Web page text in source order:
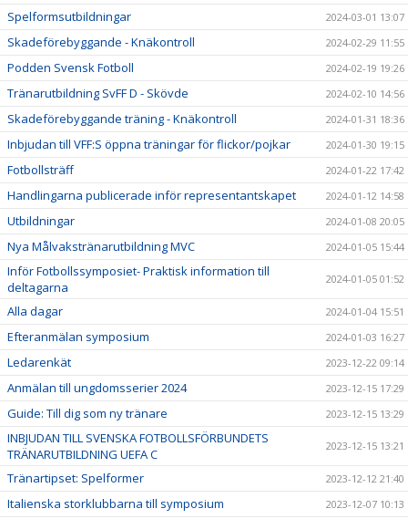
Spelformsutbildningar 2024-03-01 13:07
Skadeförebyggande - Knäkontroll 2024-02-29 11:55
Podden Svensk Fotboll 2024-02-19 19:26
Tränarutbildning SvFF D - Skövde 2024-02-10 14:56
Skadeförebyggande träning - Knäkontroll 2024-01-31 18:36
Inbjudan till VFF:S öppna träningar för flickor/pojkar 2024-01-30 19:15
Fotbollsträff 2024-01-22 17:42
Handlingarna publicerade inför representantskapet 2024-01-12 14:58
Utbildningar 2024-01-08 20:05
Nya Målvakstränarutbildning MVC 2024-01-05 15:44
Inför Fotbollssymposiet- Praktisk information till
deltagarna
2024-01-05 01:52
Alla dagar 2024-01-04 15:51
Efteranmälan symposium 2024-01-03 16:27
Ledarenkät 2023-12-22 09:14
Anmälan till ungdomsserier 2024 2023-12-15 17:29
Guide: Till dig som ny tränare 2023-12-15 13:29
INBJUDAN TILL SVENSKA FOTBOLLSFÖRBUNDETS
TRÄNARUTBILDNING UEFA C
2023-12-15 13:21
Tränartipset: Spelformer 2023-12-12 21:40
Italienska storklubbarna till symposium 2023-12-07 10:13